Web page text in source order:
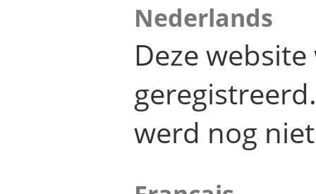
Nederlands
Deze
werd nog